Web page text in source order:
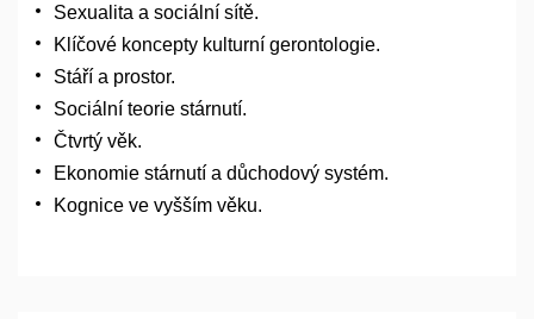
Sexualita a sociální sítě.
Klíčové koncepty kulturní gerontologie.
Stáří a prostor.
Sociální teorie stárnutí.
Čtvrtý věk.
Ekonomie stárnutí a důchodový systém.
Kognice ve vyšším věku.